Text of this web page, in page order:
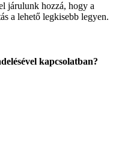
járulunk hozzá, hogy a
a lehető legkisebb legyen.
kapcsolatban?